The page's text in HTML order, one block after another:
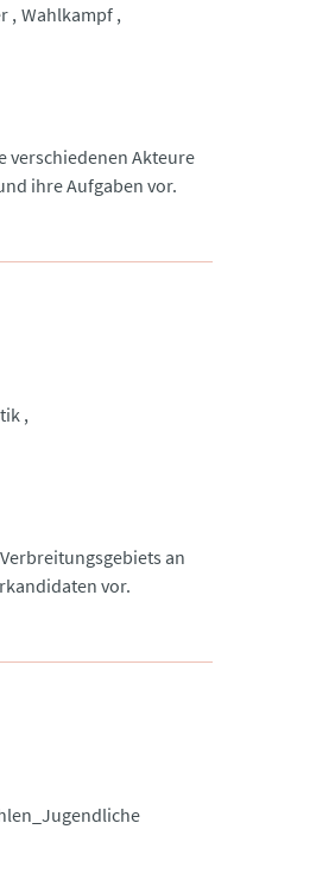
Wahlkampf
verschiedenen Akteure
ihre Aufgaben vor.
an
vor.